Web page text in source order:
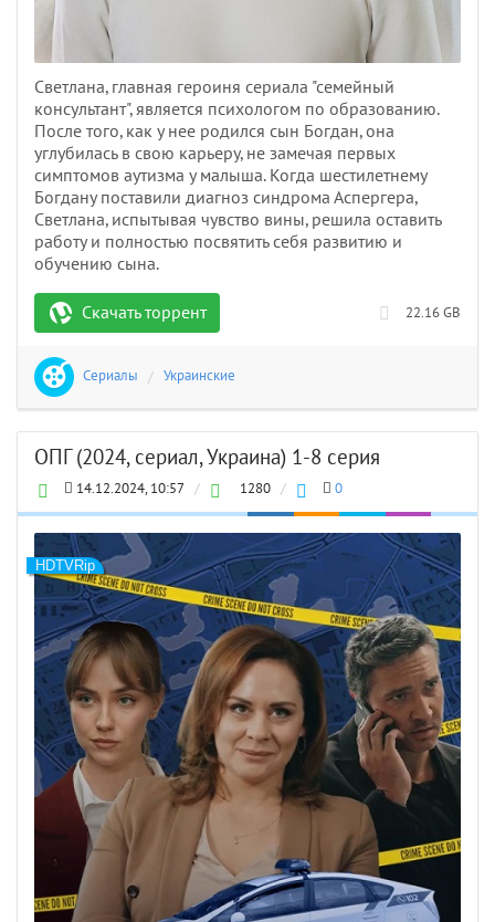
Светлана, главная героиня сериала "семейный
консультант", является психологом по образованию.
После того, как у нее родился сын Богдан, она
углубилась в свою карьеру, не замечая первых
симптомов аутизма у малыша. Когда шестилетнему
Богдану поставили диагноз синдрома Аспергера,
Светлана, испытывая чувство вины, решила оставить
работу и полностью посвятить себя развитию и
обучению сына.
Скачать торрент 22.16 GB
Сериалы / Украинские
ОПГ (2024, сериал, Украина) 1-8 серия
14.12.2024, 10:57 / 1280 / 0
HDTVRip